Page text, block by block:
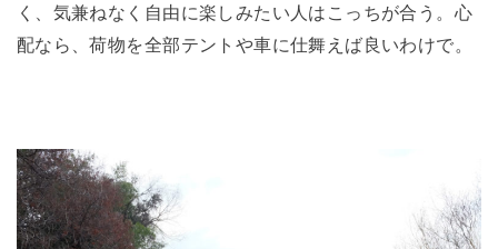
く、気兼ねなく自由に楽しみたい人はこっちが合う。心
配なら、荷物を全部テントや車に仕舞えば良いわけで。